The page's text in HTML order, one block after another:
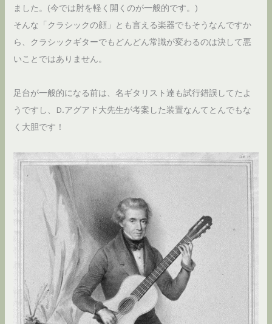
ました。(今では肘を軽く開くのが一般的です。)
そんな「クラシックの顔」とも言える楽器でもそうなんですか
ら、クラシックギターでもどんどん常識が変わるのは決して悪
いことではありません。
足台が一般的になる前は、名ギタリスト達も試行錯誤してたよ
うですし、D.アグアド大先生が考案した装置なんてとんでもな
く大胆です！